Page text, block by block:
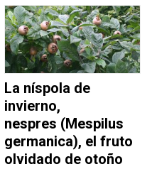
La níspola de
invierno,
nespres (Mespilus
germanica), el fruto
olvidado de otoño